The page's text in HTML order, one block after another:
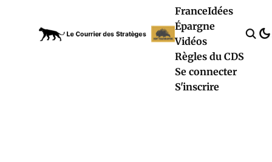
FranceIdées
Épargne
Vidéos
Règles du CDS
Se connecter
S'inscrire